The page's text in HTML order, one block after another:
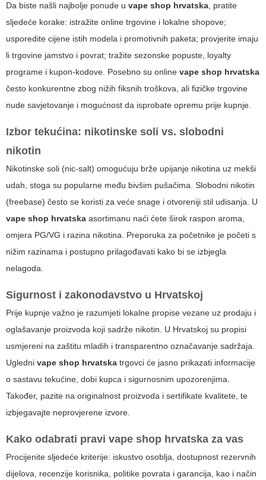
Da biste našli najbolje ponude u vape shop hrvatska, pratite
sljedeće korake: istražite online trgovine i lokalne shopove;
usporedite cijene istih modela i promotivnih paketa; provjerite imaju
li trgovine jamstvo i povrat; tražite sezonske popuste, loyalty
programe i kupon-kodove. Posebno su online vape shop hrvatska
često konkurentne zbog nižih fiksnih troškova, ali fizičke trgovine
nude savjetovanje i mogućnost da isprobate opremu prije kupnje.
Izbor tekućina: nikotinske soli vs. slobodni
nikotin
Nikotinske soli (nic-salt) omogućuju brže upijanje nikotina uz mekši
udah, stoga su popularne među bivšim pušačima. Slobodni nikotin
(freebase) često se koristi za veće snage i otvoreniji stil udisanja. U
vape shop hrvatska asortimanu naći ćete širok raspon aroma,
omjera PG/VG i razina nikotina. Preporuka za početnike je početi s
nižim razinama i postupno prilagođavati kako bi se izbjegla
nelagoda.
Sigurnost i zakonodavstvo u Hrvatskoj
Prije kupnje važno je razumjeti lokalne propise vezane uz prodaju i
oglašavanje proizvoda koji sadrže nikotin. U Hrvatskoj su propisi
usmjereni na zaštitu mladih i transparentno označavanje sadržaja.
Ugledni vape shop hrvatska trgovci će jasno prikazati informacije
o sastavu tekućine, dobi kupca i sigurnosnim upozorenjima.
Također, pazite na originalnost proizvoda i sertifikate kvalitete, te
izbjegavajte neprovjerene izvore.
Kako odabrati pravi vape shop hrvatska za vas
Procijenite sljedeće kriterije: iskustvo osoblja, dostupnost rezervnih
dijelova, recenzije korisnika, politike povrata i garancija, kao i način